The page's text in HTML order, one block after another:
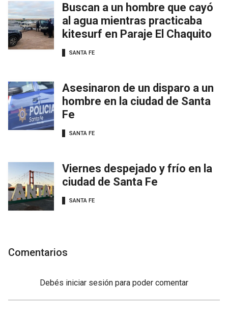
Buscan a un hombre que cayó
al agua mientras practicaba
kitesurf en Paraje El Chaquito
SANTA FE
Asesinaron de un disparo a un
hombre en la ciudad de Santa
Fe
SANTA FE
Viernes despejado y frío en la
ciudad de Santa Fe
SANTA FE
Comentarios
Debés iniciar sesión para poder comentar